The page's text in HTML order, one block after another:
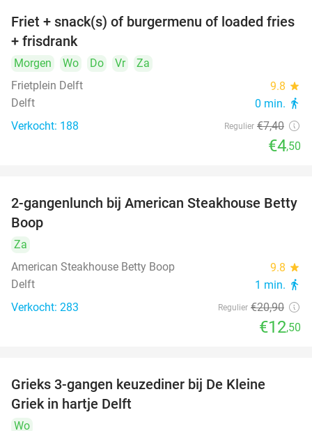
39%
Friet + snack(s) of burgermenu of loaded fries
+ frisdrank
Morgen Wo Do Vr
Za
Frietplein Delft
9.8 star
Delft 0 min. directions_walk
Verkocht: 188 Regulier €7,40
€4,50
40%
2-gangenlunch bij American Steakhouse Betty
Boop
Za
American Steakhouse Betty Boop
9.8 star
Delft 1 min. directions_walk
Verkocht: 283 Regulier €20,90
€12,50
Grieks 3-gangen keuzediner bij De Kleine
Griek in hartje Delft
Wo